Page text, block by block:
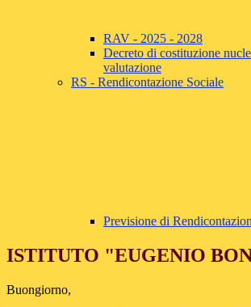
RAV - 2025 - 2028
Decreto di costituzione
valutazione
RS - Rendicontazione Sociale
Previsione di
ISTITUTO "EUGENIO
Buongiorno,